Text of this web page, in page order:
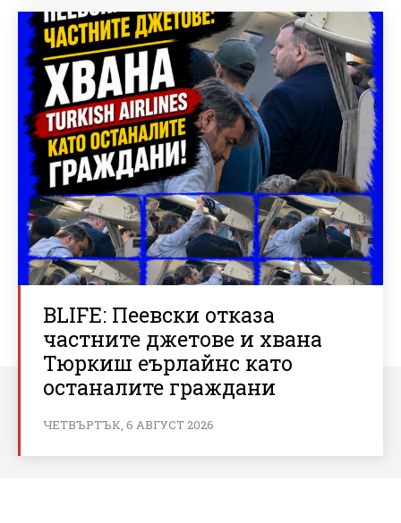
BLIFE: Пеевски отказа
частните джетове и хвана
Тюркиш еърлайнс като
останалите граждани
ЧЕТВЪРТЪК, 6 АВГУСТ 2026